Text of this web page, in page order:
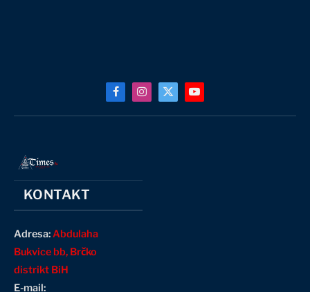
FacebookInstagram
X
YouTube
KONTAKT
Adresa:Abdulaha
Bukvice bb, Brčko
distrikt BiH
E-mail: